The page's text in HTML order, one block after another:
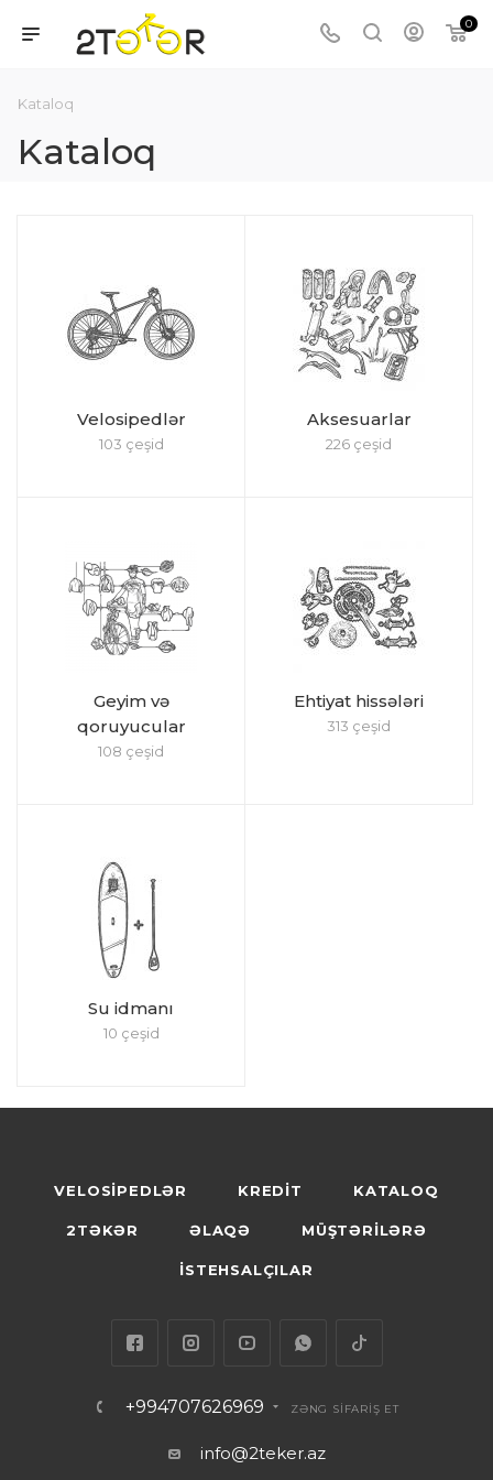
0
Kataloq
Kataloq
Velosipedlər
103 çeşid
Aksesuarlar
226 çeşid
Geyim və
qoruyucular
108 çeşid
Ehtiyat hissələri
313 çeşid
Su idmanı
10 çeşid
VELOSİPEDLƏR KREDİT KATALOQ
2TƏKƏR ƏLAQƏ MÜŞTƏRİLƏRƏ
İSTEHSALÇILAR
+994707626969 ZƏNG SİFARİŞ ET
info@2teker.az